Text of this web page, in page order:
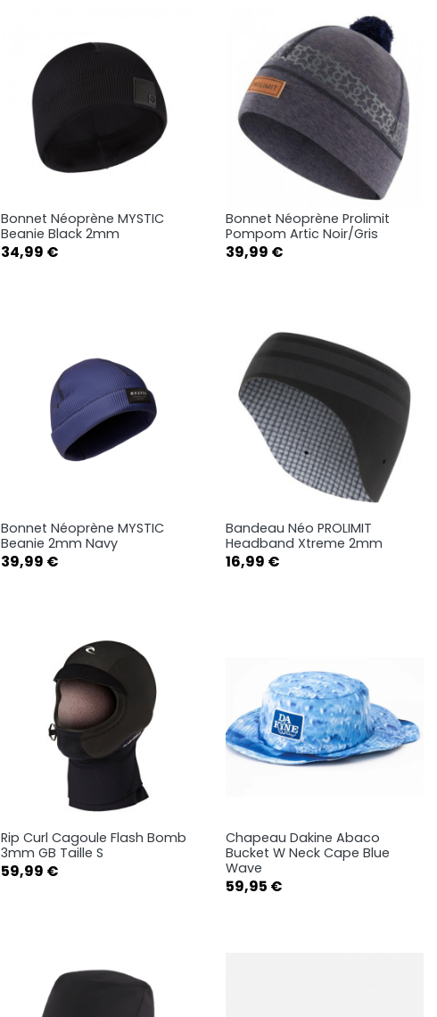
Aperçu rapide
Bonnet Néoprène MYSTIC
Beanie Black 2mm
Prix
34,99 €
Aperçu rapide
S
Bonnet Néoprène Prolimit
Pompom Artic Noir/Gris
Prix
39,99 €
Aperçu rapide
L-XL
Bonnet Néoprène MYSTIC
Beanie 2mm Navy
Prix
39,99 €
 Aperçu rapide
S
Bandeau Néo PROLIMIT
Headband Xtreme 2mm
Prix
16,99 €
Aperçu rapide
Rip Curl Cagoule Flash Bomb
3mm GB Taille S
Prix
59,99 €
 Aperçu rapide
Chapeau Dakine Abaco
Bucket W Neck Cape Blue
Wave
Prix
59,95 €